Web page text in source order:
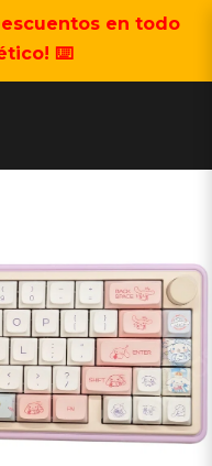
en todo
⌨️